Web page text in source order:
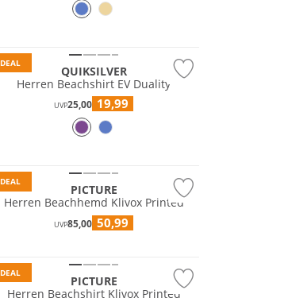
DEAL
QUIKSILVER
Herren Beachshirt EV Duality
UVP25,00 19,99
DEAL
PICTURE
Herren Beachhemd Klivox Printed
UVP85,00 50,99
DEAL
PICTURE
Herren Beachshirt Klivox Printed